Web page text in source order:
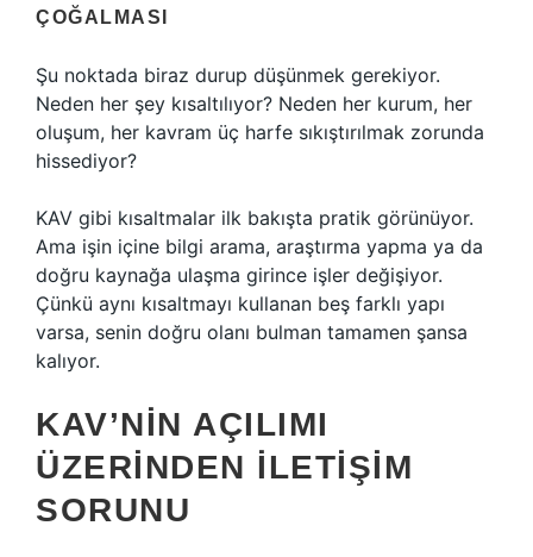
ÇOĞALMASI
Şu noktada biraz durup düşünmek gerekiyor.
Neden her şey kısaltılıyor? Neden her kurum, her
oluşum, her kavram üç harfe sıkıştırılmak zorunda
hissediyor?
KAV gibi kısaltmalar ilk bakışta pratik görünüyor.
Ama işin içine bilgi arama, araştırma yapma ya da
doğru kaynağa ulaşma girince işler değişiyor.
Çünkü aynı kısaltmayı kullanan beş farklı yapı
varsa, senin doğru olanı bulman tamamen şansa
kalıyor.
KAV’NIN AÇILIMI
ÜZERINDEN ILETIŞIM
SORUNU